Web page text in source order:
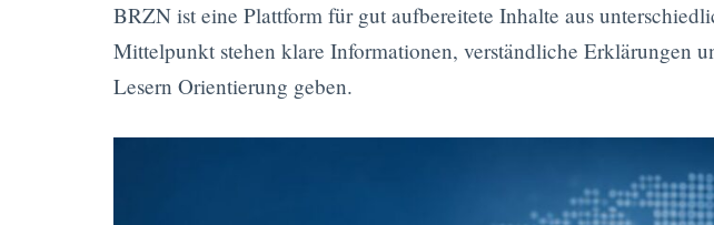
BRZN ist eine Plattform für gut aufbereitete Inhalte aus
Mittelpunkt stehen klare Informationen, verständliche Erklärungen
Lesern Orientierung geben.